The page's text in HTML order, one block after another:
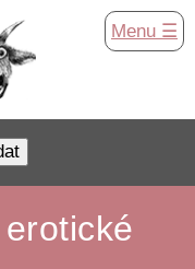
Menu ☰
erotické